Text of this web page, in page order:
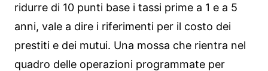
ridurre di 10 punti base i tassi prime a 1 e a 5
anni, vale a dire i riferimenti per il costo dei
prestiti e dei mutui. Una mossa che rientra nel
quadro delle operazioni programmate per